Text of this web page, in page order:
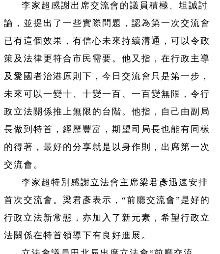
李家超感謝出席交流會的議員積極、坦誠討
論，並提出了一些實際問題，認為第一次交流會
已有這個效果，有信心未來持續溝通，可以令政
策及法律更符合市民需要。他又指，在行政主導
及愛國者治港原則下，今日交流會只是第一步，
未來可以一變十、十變一百、一百變無限，令行
政立法關係推上無限的台階。他指，自己由副局
長做到特首，經歷豐富，期望司局長也能有同樣
的得著，最好的分享就是以身作則，出席第一次
交流會。
李家超特別感謝立法會主席梁君彥迅速安排
首次交流會。梁君彥表示，“前廳交流會”是好的
行政立法新常態，亦加入了新元素，希望行政立
法關係在特首領導下有良好進展。